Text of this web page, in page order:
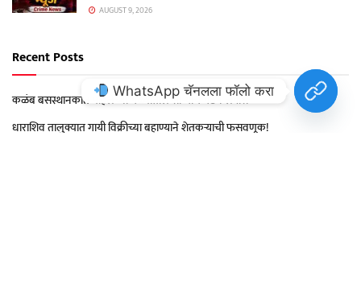
AUGUST 9, 2026
Recent Posts
कळंब बसस्थानकात महिलेच्या गळ्यातील सोन्याचे गंठन लंपास
धाराशिव तालुक्यात गायी विक्रीच्या बहाण्याने शेतकऱ्याची फसवणूक!
WhatsApp चॅनलला फॉलो करा